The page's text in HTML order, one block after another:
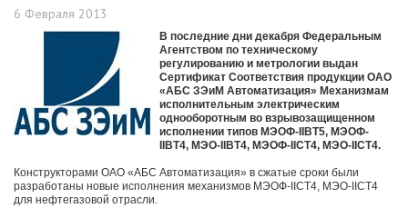
6 Февраля 2013
В последние дни декабря Федеральным
Агентством по техническому
регулированию и метрологии выдан
Сертификат Соответствия продукции ОАО
«АБС ЗЭиМ Автоматизация» Механизмам
исполнительным электрическим
однооборотным во взрывозащищенном
исполнении типов МЭОФ-IIВТ5, МЭОФ-
IIВТ4, МЭО-IIВТ4, МЭОФ-IICT4, МЭО-IICT4.
Конструкторами ОАО «АБС Автоматизация» в сжатые сроки были
разработаны новые исполнения механизмов МЭОФ-IICT4, МЭО-IICT4
для нефтегазовой отрасли.